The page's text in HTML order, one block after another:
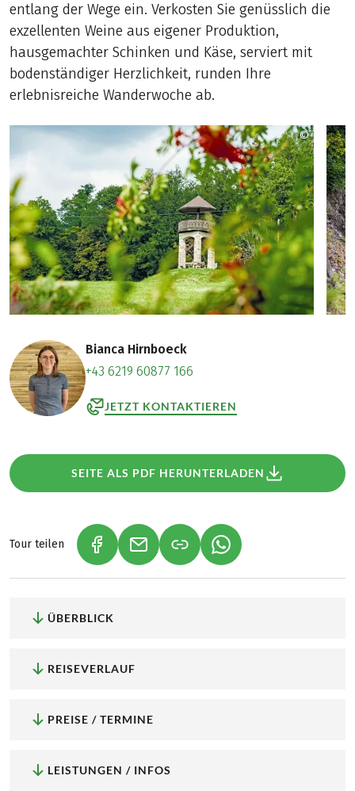
entlang der Wege ein. Verkosten Sie genüsslich die
exzellenten Weine aus eigener Produktion,
hausgemachter Schinken und Käse, serviert mit
bodenständiger Herzlichkeit, runden Ihre
erlebnisreiche Wanderwoche ab.
© Werner
Bianca Hirnboeck
+43 6219 60877 166
JETZT KONTAKTIEREN
SEITE ALS PDF HERUNTERLADEN
Tour teilen (LINK ÖFFNET IN NEUEM TAB)
(LINK ÖFFNET IN NEUEM TAB)
(LINK ÖFFNET IN
ÜBERBLICK
REISEVERLAUF
PREISE / TERMINE
LEISTUNGEN / INFOS